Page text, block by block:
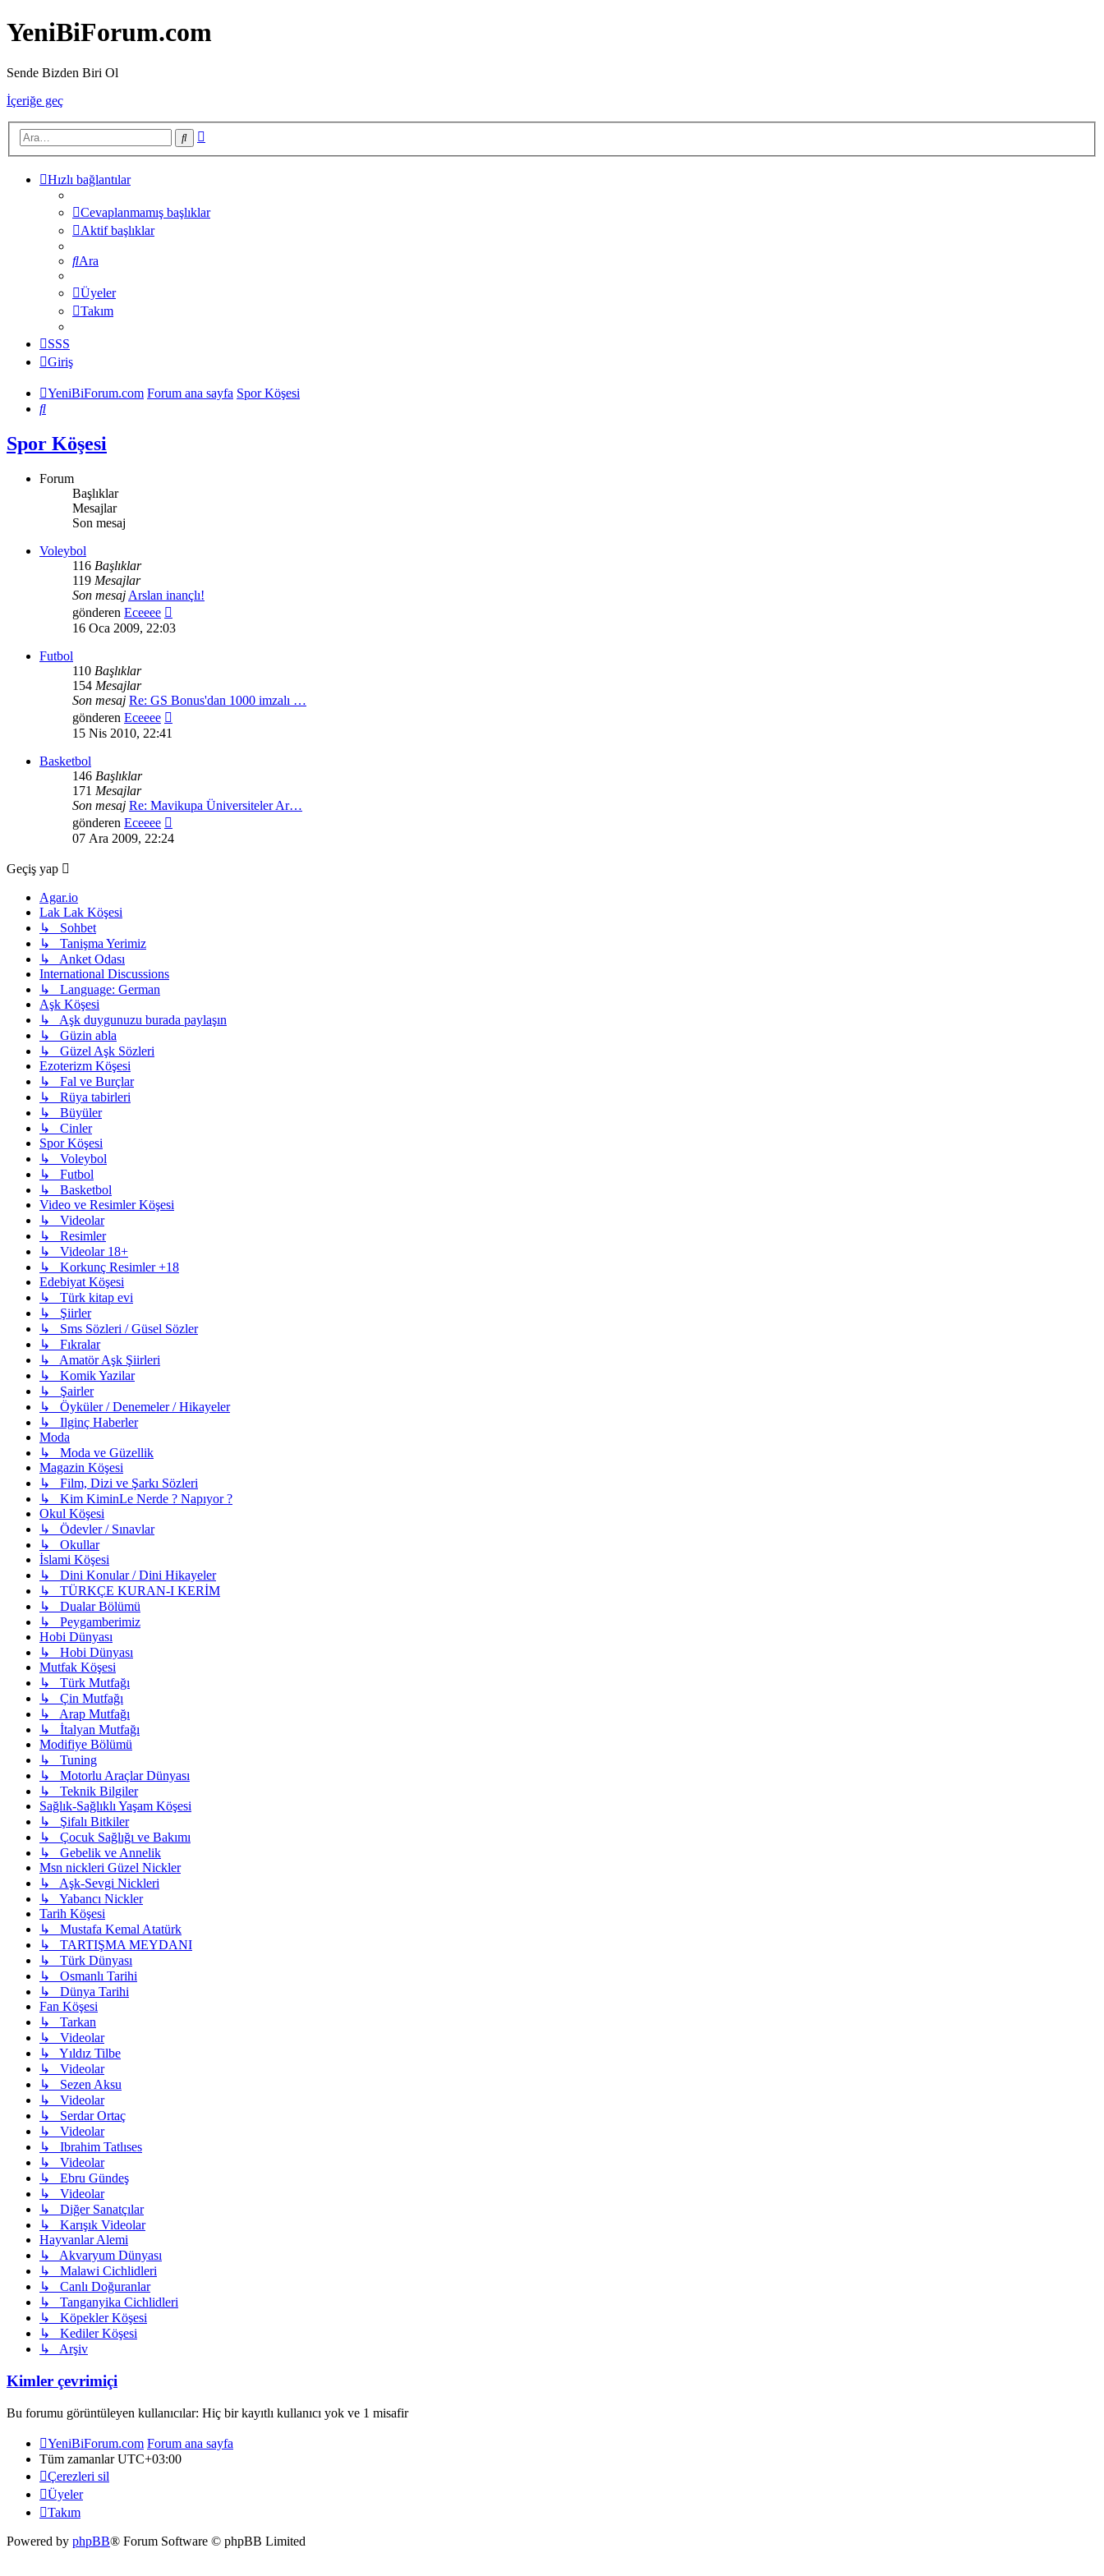
YeniBiForum.com
Sende Bizden Biri Ol
İçeriğe geç
Ara
Hızlı bağlantılar
Cevaplanmamış başlıklar
Aktif başlıklar
Ara
Üyeler
Takım
SSS
Giriş
YeniBiForum.com Forum ana sayfa Spor Köşesi
Ara
Spor Köşesi
Forum
Başlıklar
Mesajlar
Son mesaj
Voleybol
116 Başlıklar
119 Mesajlar
Son mesaj Arslan inançlı!
gönderen Eceeee
mesajı
16 Oca 2009, 22:03
Futbol
110 Başlıklar
154 Mesajlar
Son mesaj Re: GS Bonus'dan 1000 imzalı …
gönderen Eceeee
15 Nis 2010, 22:41
Basketbol
146 Başlıklar
171 Mesajlar
Son mesaj Re: Mavikupa Üniversiteler Ar…
gönderen Eceeee
mesajı
07 Ara 2009, 22:24
Geçiş yap
Agar.io
Lak Lak Köşesi
↳ Sohbet
↳ Tanişma Yerimiz
↳ Anket Odası
International Discussions
↳ Language: German
Aşk Köşesi
↳ Aşk duygunuzu burada paylaşın
↳ Güzin abla
↳ Güzel Aşk Sözleri
Ezoterizm Köşesi
↳ Fal ve Burçlar
↳ Rüya tabirleri
↳ Büyüler
↳ Cinler
Spor Köşesi
↳ Voleybol
↳ Futbol
↳ Basketbol
Video ve Resimler Köşesi
↳ Videolar
↳ Resimler
↳ Videolar 18+
↳ Korkunç Resimler +18
Edebiyat Köşesi
↳ Türk kitap evi
↳ Şiirler
↳ Sms Sözleri / Güsel Sözler
↳ Fıkralar
↳ Amatör Aşk Şiirleri
↳ Komik Yazilar
↳ Şairler
↳ Öyküler / Denemeler / Hikayeler
↳ Ilginç Haberler
Moda
↳ Moda ve Güzellik
Magazin Köşesi
↳ Film, Dizi ve Şarkı Sözleri
↳ Kim KiminLe Nerde ? Napıyor ?
Okul Köşesi
↳ Ödevler / Sınavlar
↳ Okullar
İslami Köşesi
↳ Dini Konular / Dini Hikayeler
↳ TÜRKÇE KURAN-I KERİM
↳ Dualar Bölümü
↳ Peygamberimiz
Hobi Dünyası
↳ Hobi Dünyası
Mutfak Köşesi
↳ Türk Mutfağı
↳ Çin Mutfağı
↳ Arap Mutfağı
↳ İtalyan Mutfağı
Modifiye Bölümü
↳ Tuning
↳ Motorlu Araçlar Dünyası
↳ Teknik Bilgiler
Sağlık-Sağlıklı Yaşam Köşesi
↳ Şifalı Bitkiler
↳ Çocuk Sağlığı ve Bakımı
↳ Gebelik ve Annelik
Msn nickleri Güzel Nickler
↳ Aşk-Sevgi Nickleri
↳ Yabancı Nickler
Tarih Köşesi
↳ Mustafa Kemal Atatürk
↳ TARTIŞMA MEYDANI
↳ Türk Dünyası
↳ Osmanlı Tarihi
↳ Dünya Tarihi
Fan Köşesi
↳ Tarkan
↳ Videolar
↳ Yıldız Tilbe
↳ Videolar
↳ Sezen Aksu
↳ Videolar
↳ Serdar Ortaç
↳ Videolar
↳ Ibrahim Tatlıses
↳ Videolar
↳ Ebru Gündeş
↳ Videolar
↳ Diğer Sanatçılar
↳ Karışık Videolar
Hayvanlar Alemi
↳ Akvaryum Dünyası
↳ Malawi Cichlidleri
↳ Canlı Doğuranlar
↳ Tanganyika Cichlidleri
↳ Köpekler Köşesi
↳ Kediler Köşesi
↳ Arşiv
Kimler çevrimiçi
Bu forumu görüntüleyen kullanıcılar: Hiç bir kayıtlı kullanıcı yok ve 1 misafir
YeniBiForum.com Forum ana sayfa
Tüm zamanlarUTC+03:00
Çerezleri sil
Üyeler
Takım
Powered by phpBB® Forum Software © phpBB Limited